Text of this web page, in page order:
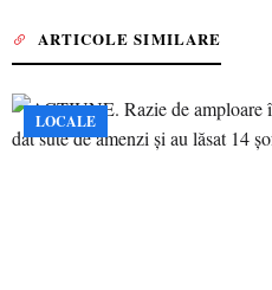
ARTICOLE SIMILARE
LOCALE